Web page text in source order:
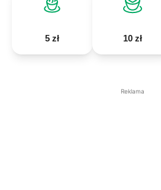
5 zł 10 zł
Reklama